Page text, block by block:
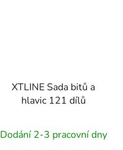
XTLINE Sada bitů a
hlavic 121 dílů
Dodání 2-3 pracovní dny